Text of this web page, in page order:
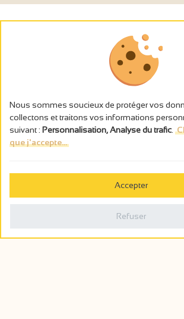
L’abus d’alcool est dangereux pour la santé, à
Politique de confidentialité
Nous sommes soucieux de protéger vos
collectons et traitons vos informations
suivant : Personnalisation, Analyse du trafic
que j'accepte...
Accepter
Refuser